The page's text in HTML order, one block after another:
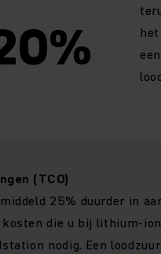
(TCO)
25% duurder in
kosten die u bij lithium-
nodig. Een